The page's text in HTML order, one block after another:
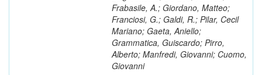
Frabasile, A.; Giordano, Matteo;
Franciosi, G.; Galdi, R.; Pilar, Cecil
Mariano; Gaeta, Aniello;
Grammatica, Guiscardo; Pirro,
Alberto; Manfredi, Giovanni; Cuomo,
Giovanni